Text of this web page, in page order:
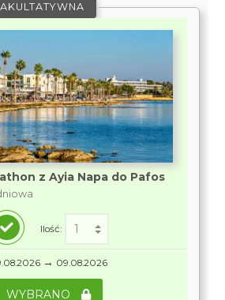
z Ayia Napa do Pafos
Ilość:
→ 09.08.2026
WYBRANO